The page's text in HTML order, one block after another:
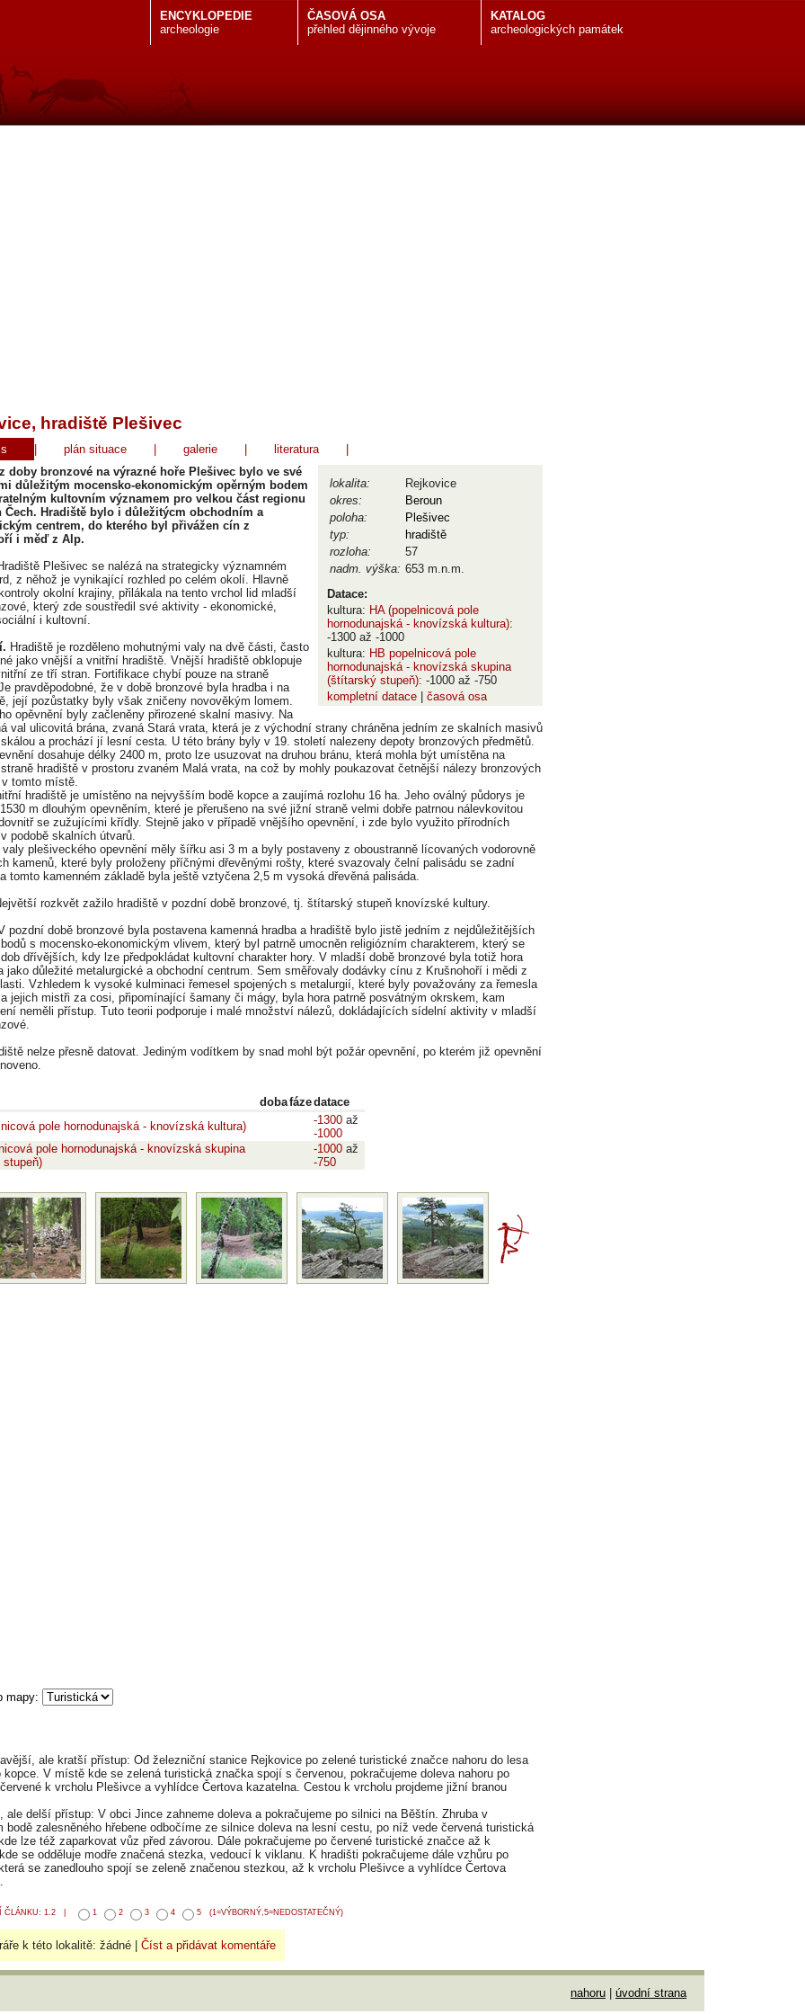
KATALOG
archeologických památek
ČASOVÁ OSA
přehled dějinného vývoje
ENCYKLOPEDIE
archeologie
hradiště Plešivec
plán situace galerie literatura
lokalita:
Rejkovice
okres:
Beroun
poloha:
Plešivec
typ:
hradiště
rozloha:
57
nadm. výška: 653 m.n.m.
Datace:
kultura: HA (popelnicová pole
hornodunajská - knovízská kultura):
-1300 až -1000
kultura: HB popelnicová pole
hornodunajská - knovízská skupina
(štítarský stupeň): -1000 až -750
kompletní datace
časová osa
z doby bronzové na výrazné hoře Plešivec bylo ve své
důležitým mocensko-ekonomickým opěrným bodem
kultovním významem pro velkou část regionu
Čech. Hradiště bylo i důležitýcm obchodním a
centrem, do kterého byl přivážen cín z
i měď z Alp.
Plešivec se nalézá na strategicky významném
z něhož je vynikající rozhled po celém okolí. Hlavně
okolní krajiny, přilákala na tento vrchol lid mladší
který zde soustředil své aktivity - ekonomické,
i kultovní.
Hradiště je rozděleno mohutnými valy na dvě části, často
jako vnější a vnitřní hradiště. Vnější hradiště obklopuje
ze tří stran. Fortifikace chybí pouze na straně
pravděpodobné, že v době bronzové byla hradba i na
její pozůstatky byly však zničeny novověkým lomem.
opěvnění byly začleněny přirozené skalní masivy. Na
val ulicovitá brána, zvaná Stará vrata, která je z východní strany chráněna jedním ze skalních masivů
a prochází jí lesní cesta. U této brány byly v 19. století nalezeny depoty bronzových předmětů.
dosahuje délky 2400 m, proto lze usuzovat na druhou bránu, která mohla být umístěna na
hradiště v prostoru zvaném Malá vrata, na což by mohly poukazovat četnější nálezy bronzových
v tomto místě.
hradiště je umístěno na nejvyšším bodě kopce a zaujímá rozlohu 16 ha. Jeho oválný půdorys je
m dlouhým opevněním, které je přerušeno na své jižní straně velmi dobře patrnou nálevkovitou
se zužujícími křídly. Stejně jako v případě vnějšího opevnění, i zde bylo využito přírodních
podobě skalních útvarů.
valy plešiveckého opevnění měly šířku asi 3 m a byly postaveny z oboustranně lícovaných vodorovně
kamenů, které byly proloženy příčnými dřevěnými rošty, které svazovaly čelní palisádu se zadní
tomto kamenném základě byla ještě vztyčena 2,5 m vysoká dřevěná palisáda.
rozkvět zažilo hradiště v pozdní době bronzové, tj. štítarský stupeň knovízské kultury.
pozdní době bronzové byla postavena kamenná hradba a hradiště bylo jistě jedním z nejdůležitějších
s mocensko-ekonomickým vlivem, který byl patrně umocněn religiózním charakterem, který se
dřívějších, kdy lze předpokládat kultovní charakter hory. V mladší době bronzové byla totiž hora
jako důležité metalurgické a obchodní centrum. Sem směřovaly dodávky cínu z Krušnohoří i mědi z
Vzhledem k vysoké kulminaci řemesel spojených s metalurgií, které byly považovány za řemesla
jejich mistři za cosi, připomínající šamany či mágy, byla hora patrně posvátným okrskem, kam
neměli přístup. Tuto teorii podporuje i malé množství nálezů, dokládajících sídelní aktivity v mladší
nelze přesně datovat. Jediným vodítkem by snad mohl být požár opevnění, po kterém již opevnění
dobafázedatace
pole hornodunajská - knovízská kultura)
-1300 až
-1000
pole hornodunajská - knovízská skupina
-1000 až
-750
ale kratší přístup: Od železniční stanice Rejkovice po zelené turistické značce nahoru do lesa
kopce. V místě kde se zelená turistická značka spojí s červenou, pokračujeme doleva nahoru po
k vrcholu Plešivce a vyhlídce Čertova kazatelna. Cestou k vrcholu projdeme jižní branou
ale delší přístup: V obci Jince zahneme doleva a pokračujeme po silnici na Běštín. Zhruba v
bodě zalesněného hřebene odbočíme ze silnice doleva na lesní cestu, po níž vede červená turistická
lze též zaparkovat vůz před závorou. Dále pokračujeme po červené turistické značce až k
se odděluje modře značená stezka, vedoucí k viklanu. K hradišti pokračujeme dále vzhůru po
se zanedlouho spojí se zeleně značenou stezkou, až k vrcholu Plešivce a vyhlídce Čertova
ČLÁNKU: 1.2 | 1 2 3 4 5 (1=VÝBORNÝ,5=NEDOSTATEČNÝ)
k této lokalitě: žádné | Číst a přidávat komentáře
nahoru úvodní strana